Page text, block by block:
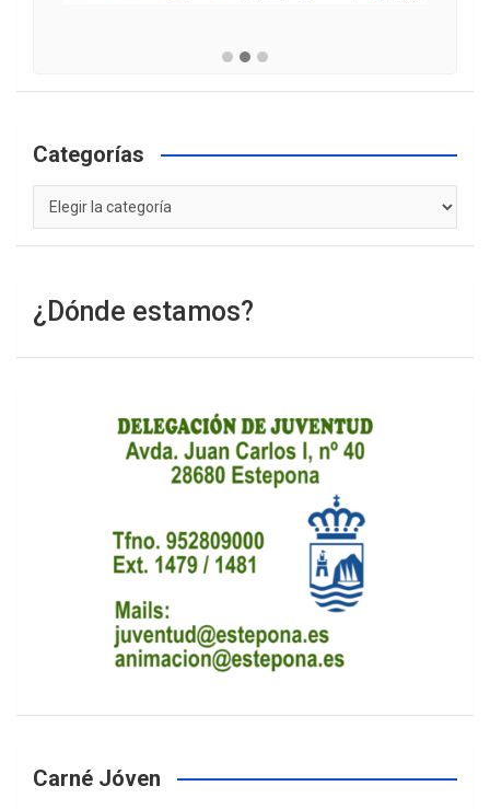
Categorías
Categorías
¿Dónde estamos?
Carné Jóven